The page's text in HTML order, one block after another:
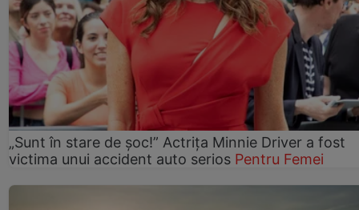
„Sunt în stare de șoc!” Actrița Minnie Driver a fost
victima unui accident auto serios Pentru Femei